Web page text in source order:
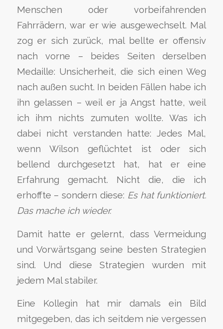
Menschen oder vorbeifahrenden
Fahrrädern, war er wie ausgewechselt. Mal
zog er sich zurück, mal bellte er offensiv
nach vorne – beides Seiten derselben
Medaille: Unsicherheit, die sich einen Weg
nach außen sucht. In beiden Fällen habe ich
ihn gelassen – weil er ja Angst hatte, weil
ich ihm nichts zumuten wollte. Was ich
dabei nicht verstanden hatte: Jedes Mal,
wenn Wilson geflüchtet ist oder sich
bellend durchgesetzt hat, hat er eine
Erfahrung gemacht. Nicht die, die ich
erhoffte – sondern diese: Es hat funktioniert.
Das mache ich wieder.
Damit hatte er gelernt, dass Vermeidung
und Vorwärtsgang seine besten Strategien
sind. Und diese Strategien wurden mit
jedem Mal stabiler.
Eine Kollegin hat mir damals ein Bild
mitgegeben, das ich seitdem nie vergessen